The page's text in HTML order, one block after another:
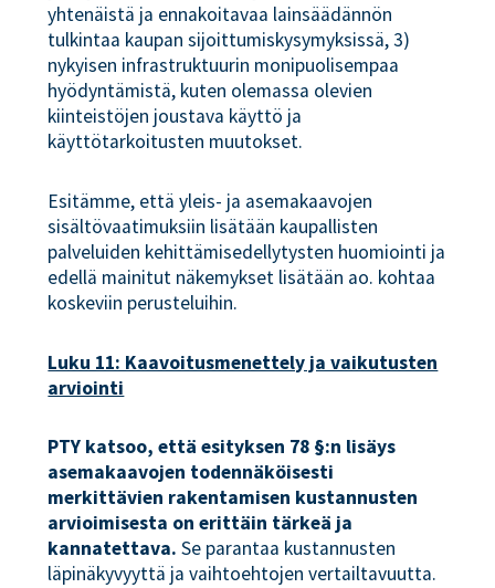
yhtenäistä ja ennakoitavaa lainsäädännön
tulkintaa kaupan sijoittumiskysymyksissä, 3)
nykyisen infrastruktuurin monipuolisempaa
hyödyntämistä, kuten olemassa olevien
kiinteistöjen joustava käyttö ja
käyttötarkoitusten muutokset.
Esitämme, että yleis- ja asemakaavojen
sisältövaatimuksiin lisätään kaupallisten
palveluiden kehittämisedellytysten huomiointi ja
edellä mainitut näkemykset lisätään ao. kohtaa
koskeviin perusteluihin.
Luku 11: Kaavoitusmenettely ja vaikutusten
arviointi
PTY katsoo, että esityksen 78 §:n lisäys
asemakaavojen todennäköisesti
merkittävien rakentamisen kustannusten
arvioimisesta on erittäin tärkeä ja
kannatettava. Se parantaa kustannusten
läpinäkyvyyttä ja vaihtoehtojen vertailtavuutta.